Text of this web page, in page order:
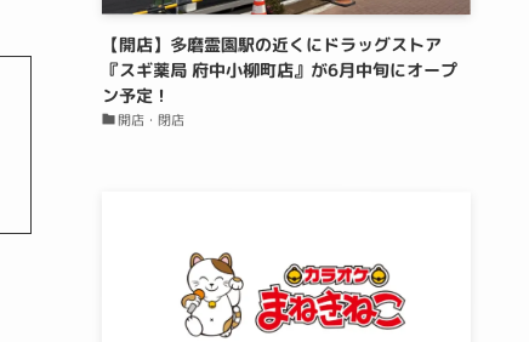
【開店】多磨霊園駅の近くにドラッグストア
『スギ薬局 府中小柳町店』が6月中旬にオープ
ン予定！
開店・閉店